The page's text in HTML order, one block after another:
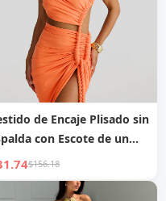
de Encaje Plisado sin
con Escote de un
$156.18